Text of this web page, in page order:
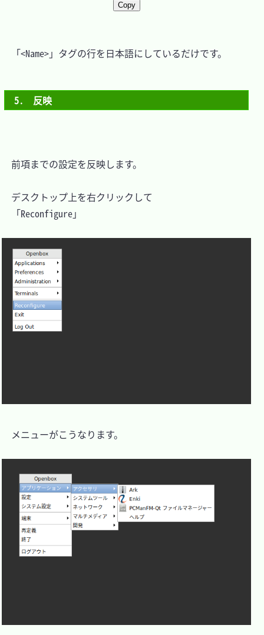
Copy
「<Name>」タグの行を日本語にしているだけです。
5.　反映
前項までの設定を反映します。
デスクトップ上を右クリックして
「Reconfigure」
メニューがこうなります。